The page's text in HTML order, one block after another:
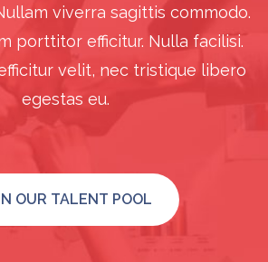
viverra sagittis commodo.
porttitor efficitur. Nulla facilisi.
velit, nec tristique libero
egestas eu.
OUR TALENT POOL